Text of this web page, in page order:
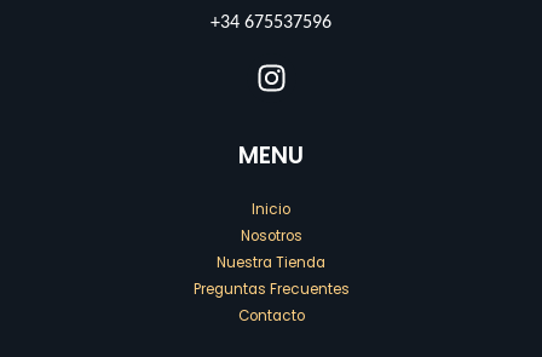
+34 675537596
MENU
Inicio
Nosotros
Nuestra Tienda
Preguntas Frecuentes
Contacto